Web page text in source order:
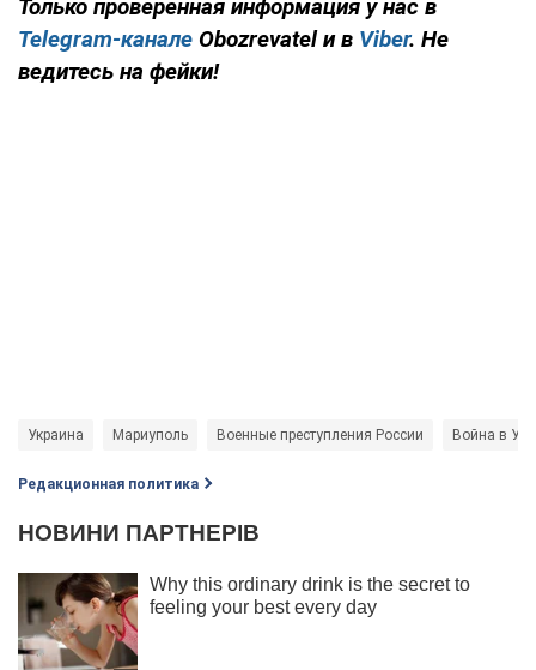
Только проверенная информация у нас в
Telegram-канале Obozrevatel и в Viber. Не
ведитесь на фейки!
Украина Мариуполь Военные преступления России Война в
Редакционная политика